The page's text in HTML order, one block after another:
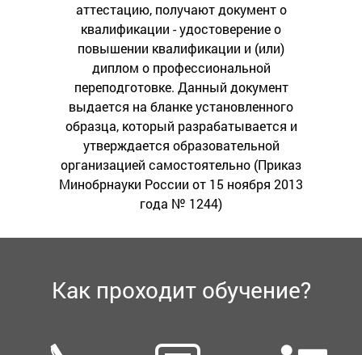
аттестацию, получают документ о
квалификации - удостоверение о
повышении квалификации и (или)
диплом о профессиональной
переподготовке. Данный документ
выдается на бланке установленного
образца, который разрабатывается и
утверждается образовательной
организацией самостоятельно (Приказ
Минобрнауки России от 15 ноября 2013
года № 1244)
Как проходит обучение?